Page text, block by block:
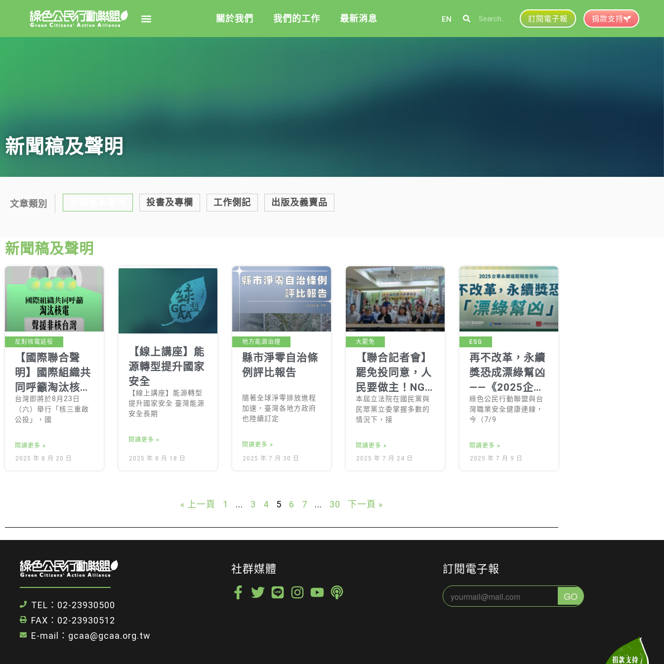
關於我們 我們的工作 最新消息 EN 訂閱電子報 捐款支持
新聞稿及聲明
文章類別 投書及專欄 工作側記 出版及義賣品
新聞稿及聲明
反對核電延役
【國際聯合聲
明】國際組織共
同呼籲淘汰核
電：聲援非核台
灣
台灣即將於8月23日
（六）舉行「核三重啟
公投」，國
閱讀更多 »
2025 年 8 月 20 日
【線上講座】能
源轉型提升國家
安全
【線上講座】能源轉型
提升國家安全 臺灣能源
安全長期
閱讀更多 »
2025 年 8 月 18 日
地方能源治理
縣市淨零自治條
例評比報告
隨著全球淨零排放進程
加速，臺灣各地方政府
也陸續訂定
閱讀更多 »
2025 年 7 月 30 日
大罷免
【聯合記者會】
罷免投同意，人
民要做主！NGO
支持大罷免
本屆立法院在國民黨與
民眾黨立委掌握多數的
情況下，接
閱讀更多 »
2025 年 7 月 24 日
ESG
再不改革，永續
獎恐成漂綠幫凶
——《2025企業
永續追蹤報告》
發布記者會
綠色公民行動聯盟與台
灣職業安全健康連線，
今（7/9
閱讀更多 »
2025 年 7 月 9 日
« 上一頁 1 ... 3 4 5 6 7 ... 30 下一頁 »
TEL：02-23930500
FAX：02-23930512
E-mail：gcaa@gcaa.org.tw
社群媒體 訂閱電子報